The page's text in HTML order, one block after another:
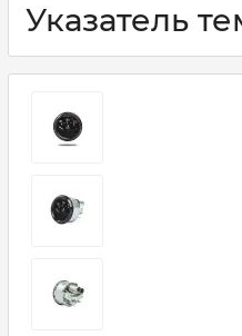
Указатель